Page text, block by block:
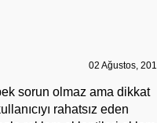
02 Ağustos,
sorun olmaz ama dikkat
rahatsız eden